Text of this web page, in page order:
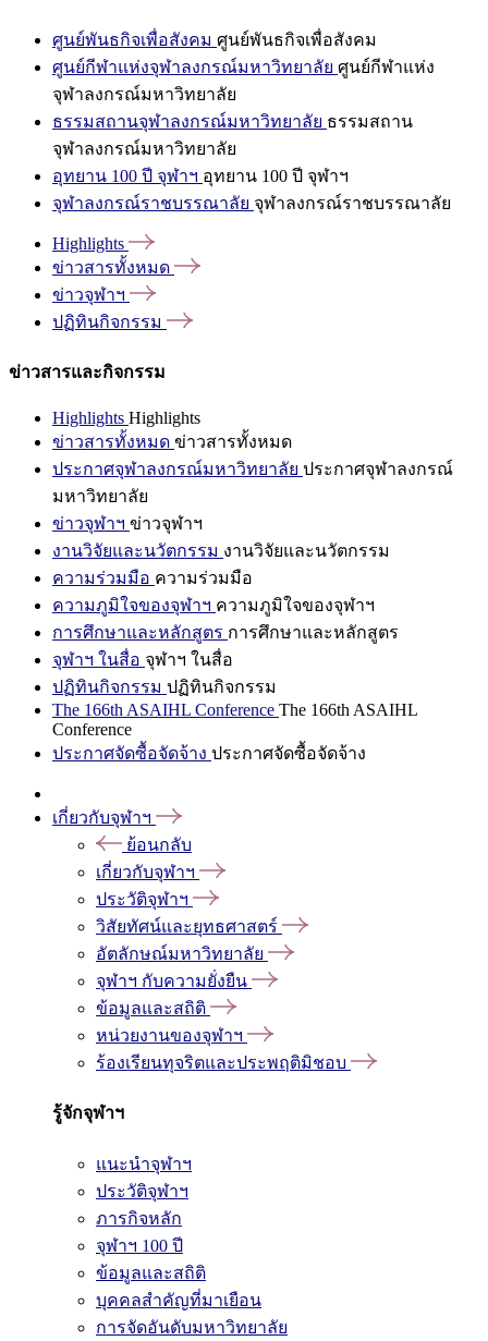
ศูนย์พันธกิจเพื่อสังคม ศูนย์พันธกิจเพื่อสังคม
ศูนย์กีฬาแห่งจุฬาลงกรณ์มหาวิทยาลัย ศูนย์กีฬาแห่ง
จุฬาลงกรณ์มหาวิทยาลัย
ธรรมสถานจุฬาลงกรณ์มหาวิทยาลัย ธรรมสถาน
จุฬาลงกรณ์มหาวิทยาลัย
อุทยาน 100 ปี จุฬาฯ อุทยาน 100 ปี จุฬาฯ
จุฬาลงกรณ์ราชบรรณาลัย จุฬาลงกรณ์ราชบรรณาลัย
Highlights
ข่าวสารทั้งหมด
ข่าวจุฬาฯ
ปฏิทินกิจกรรม
ข่าวสารและกิจกรรม
Highlights Highlights
ข่าวสารทั้งหมด ข่าวสารทั้งหมด
ประกาศจุฬาลงกรณ์มหาวิทยาลัย ประกาศจุฬาลงกรณ์
มหาวิทยาลัย
ข่าวจุฬาฯ ข่าวจุฬาฯ
งานวิจัยและนวัตกรรม งานวิจัยและนวัตกรรม
ความร่วมมือ ความร่วมมือ
ความภูมิใจของจุฬาฯ ความภูมิใจของจุฬาฯ
การศึกษาและหลักสูตร การศึกษาและหลักสูตร
จุฬาฯ ในสื่อ จุฬาฯ ในสื่อ
ปฏิทินกิจกรรม ปฏิทินกิจกรรม
The 166th ASAIHL Conference The 166th ASAIHL
Conference
ประกาศจัดซื้อจัดจ้าง ประกาศจัดซื้อจัดจ้าง
เกี่ยวกับจุฬาฯ
ย้อนกลับ
เกี่ยวกับจุฬาฯ
ประวัติจุฬาฯ
วิสัยทัศน์และยุทธศาสตร์
อัตลักษณ์มหาวิทยาลัย
จุฬาฯ กับความยั่งยืน
ข้อมูลและสถิติ
หน่วยงานของจุฬาฯ
ร้องเรียนทุจริตและประพฤติมิชอบ
รู้จักจุฬาฯ
แนะนำจุฬาฯ
ประวัติจุฬาฯ
ภารกิจหลัก
จุฬาฯ 100 ปี
ข้อมูลและสถิติ
บุคคลสำคัญที่มาเยือน
การจัดอันดับมหาวิทยาลัย